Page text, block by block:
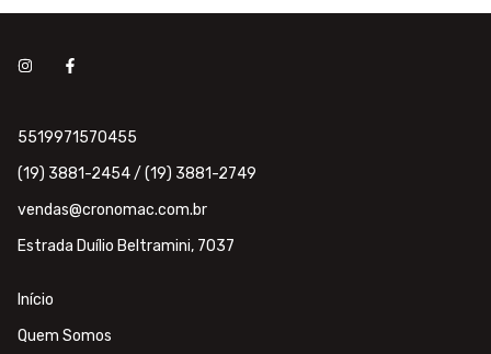
5519971570455
(19) 3881-2454 / (19) 3881-2749
vendas@cronomac.com.br
Estrada Duílio Beltramini, 7037
Início
Quem Somos